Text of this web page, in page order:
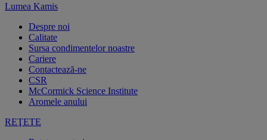
Lumea Kamis
Despre noi
Calitate
Sursa condimentelor noastre
Cariere
Contactează-ne
CSR
McCormick Science Institute
Aromele anului
REŢETE